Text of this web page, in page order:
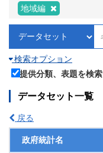
地域編
検索オプション
提供分類、表題を検索
データセット一覧
戻る
政府統計名